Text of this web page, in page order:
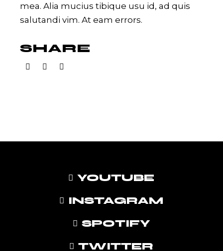
mea. Alia mucius tibique usu id, ad quis
salutandi vim. At eam errors.
SHARE
YOUTUBE
INSTAGRAM
SPOTIFY
TWITTER